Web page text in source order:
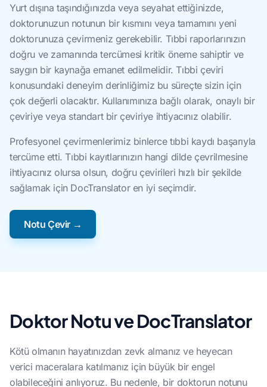
Yurt dışına taşındığınızda veya seyahat ettiğinizde,
doktorunuzun notunun bir kısmını veya tamamını yeni
doktorunuza çevirmeniz gerekebilir. Tıbbi raporlarınızın
doğru ve zamanında tercümesi kritik öneme sahiptir ve
saygın bir kaynağa emanet edilmelidir. Tıbbi çeviri
konusundaki deneyim derinliğimiz bu süreçte sizin için
çok değerli olacaktır. Kullanımınıza bağlı olarak, onaylı bir
çeviriye veya standart bir çeviriye ihtiyacınız olabilir.
Profesyonel çevirmenlerimiz binlerce tıbbi kaydı başarıyla
tercüme etti. Tıbbi kayıtlarınızın hangi dilde çevrilmesine
ihtiyacınız olursa olsun, doğru çevirileri hızlı bir şekilde
sağlamak için DocTranslator en iyi seçimdir.
Notu Çevir →
Doktor Notu ve DocTranslator
Kötü olmanın hayatınızdan zevk almanız ve heyecan
verici maceralara katılmanız için büyük bir engel
olabileceğini anlıyoruz. Bu nedenle, bir doktorun notunu